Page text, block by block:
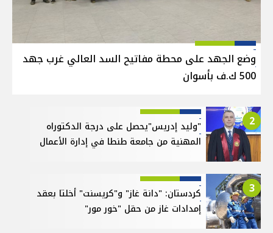
وضع الجهد على محطة مفاتيح السد العالي غرب جهد
500 ك.ف بأسوان
2
"وليد إدريس"يحصل على درجة الدكتوراه
المهنية من جامعة طنطا في إدارة الأعمال
3
كردستان: "دانة غاز" و"كريسنت" أخلتا بعقد
إمدادات غاز من حقل "خور مور"